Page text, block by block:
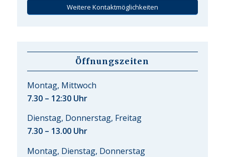
Weitere Kontaktmöglichkeiten
Öffnungszeiten
Montag, Mittwoch
7.30 – 12:30 Uhr
Dienstag, Donnerstag, Freitag
7.30 – 13.00 Uhr
Montag, Dienstag, Donnerstag